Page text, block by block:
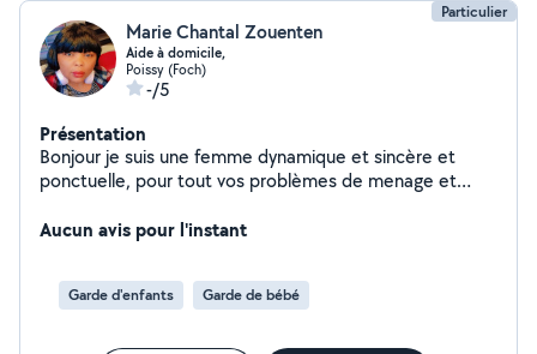
Particulier
Marie Chantal Zouenten
Aide à domicile,
Poissy (Foch)
-/5
Présentation
Bonjour je suis une femme dynamique et sincère et
ponctuelle, pour tout vos problèmes de menage et
Aucun avis pour l'instant
Garde d'enfants Garde de bébé